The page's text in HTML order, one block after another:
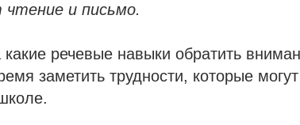
и письмо.
речевые навыки обратить
заметить трудности, которые